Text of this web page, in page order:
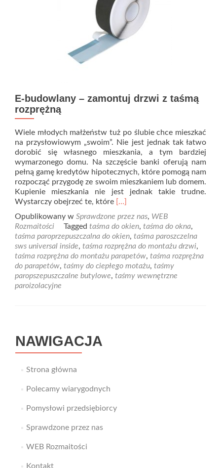
E-budowlany – zamontuj drzwi z taśmą
rozprężną
Wiele młodych małżeństw tuż po ślubie chce mieszkać
na przysłowiowym „swoim”. Nie jest jednak tak łatwo
dorobić się własnego mieszkania, a tym bardziej
wymarzonego domu. Na szczęście banki oferują nam
pełną gamę kredytów hipotecznych, które pomogą nam
rozpocząć przygodę ze swoim mieszkaniem lub domem.
Kupienie mieszkania nie jest jednak takie trudne.
Wystarczy obejrzeć te, które Read
about
E-
budowlany
–
zamontuj
drzwi
z
[…]
Opublikowany w Sprawdzone przez nas, WEB
Rozmaitości
Tagged taśma do okien, taśma do okna,
taśma paroprzepuszczalna do okien, taśma paroszczelna
sws universal inside, taśma rozprężna do montażu drzwi,
taśma rozprężna do montażu parapetów, taśma rozprężna
do parapetów, taśmy do ciepłego motażu, taśmy
paropszepuszczalne butylowe, taśmy wewnętrzne
paroizolacyjne
NAWIGACJA
Strona główna
Polecamy wiarygodnych
Pomysłowi przedsiębiorcy
Sprawdzone przez nas
WEB Rozmaitości
Kontakt